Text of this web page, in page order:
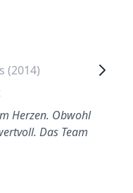
(2014)
Herzen. Obwohl
Das Team